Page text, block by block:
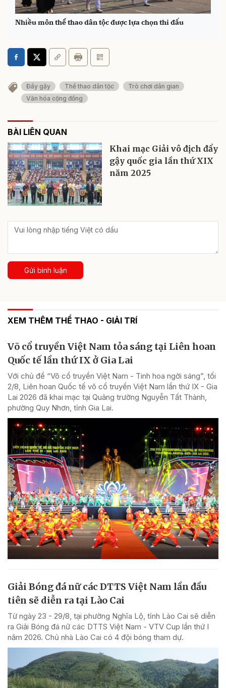
Nhiều môn thể thao dân tộc được lựa chọn thi đấu
Đẩy gậy Thể thao dân tộc
Trò chơi dân gian
Văn hóa cộng đồng
BÀI LIÊN QUAN
Khai mạc Giải vô địch đẩy
gậy quốc gia lần thứ XIX
năm 2025
Gửi bình luận
XEM THÊM THỂ THAO - GIẢI TRÍ
Võ cổ truyền Việt Nam tỏa sáng tại Liên hoan
Quốc tế lần thứ IX ở Gia Lai
Với chủ đề “Võ cổ truyền Việt Nam - Tinh hoa ngời sáng”, tối
2/8, Liên hoan Quốc tế võ cổ truyền Việt Nam lần thứ IX - Gia
Lai 2026 đã khai mạc tại Quảng trường Nguyễn Tất Thành,
phường Quy Nhơn, tỉnh Gia Lai.
Giải Bóng đá nữ các DTTS Việt Nam lần đầu
tiên sẽ diễn ra tại Lào Cai
Từ ngày 23 - 29/8, tại phường Nghĩa Lộ, tỉnh Lào Cai sẽ diễn
ra Giải Bóng đá nữ các DTTS Việt Nam - VTV Cup lần thứ I
năm 2026. Chủ nhà Lào Cai có 4 đội bóng tham dự.